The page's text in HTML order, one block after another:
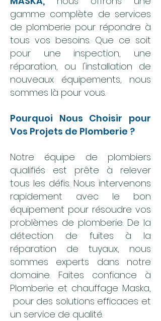
gamme complète de services
de plomberie pour répondre à
tous vos besoins. Que ce soit
pour une inspection, une
réparation, ou l'installation de
nouveaux équipements, nous
sommes là pour vous.
Pourquoi Nous Choisir pour
Vos Projets de Plomberie ?
Notre équipe de plombiers
qualifiés est prête à relever
tous les défis. Nous intervenons
rapidement avec le bon
équipement pour résoudre vos
problèmes de plomberie. De la
détection de fuites à la
réparation de tuyaux, nous
sommes experts dans notre
domaine. Faites confiance à
Plomberie et chauffage Maska,
pour des solutions efficaces et
un service de qualité.